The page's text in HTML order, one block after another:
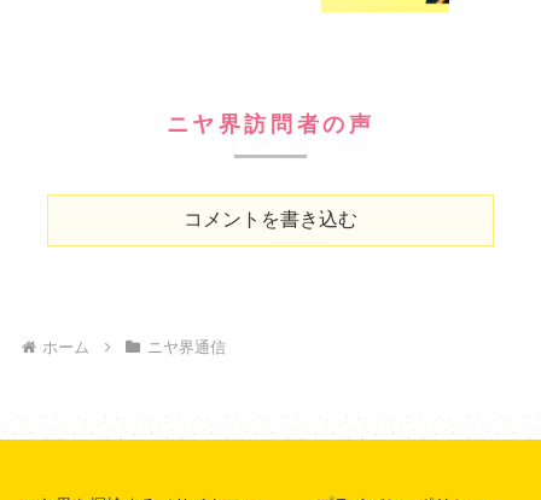
ニヤ界訪問者の声
コメントを書き込む
ホーム ニヤ界通信